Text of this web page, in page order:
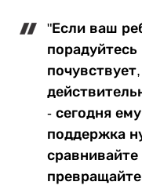
"Если ваш
- сегодня
поддержка